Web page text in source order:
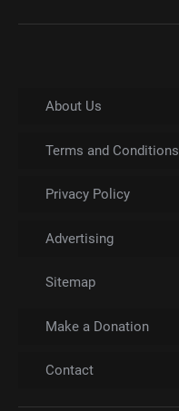
About Us
Terms and Conditions
Privacy Policy
Advertising
Sitemap
Make a Donation
Contact